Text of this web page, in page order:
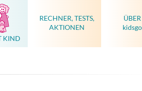
KIND
RECHNER, TESTS,
AKTIONEN
ÜBER
kidsgo